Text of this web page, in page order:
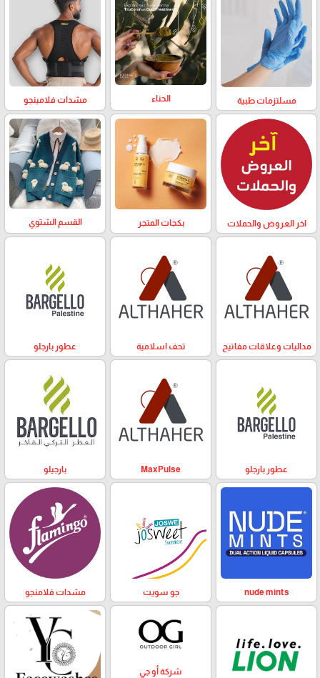
مسلتزمات طبية الحناء مشدات فلامينجو
اخر العروض والحملات بكجات المتجر القسم الشتوي
مداليات وعلاقات مفاتيح تحف اسلامية عطور بارجلو
عطور بارجلو MaxPulse بارجيلو
nude mints جو سويت مشدات فلامنجو
شركة أو جي